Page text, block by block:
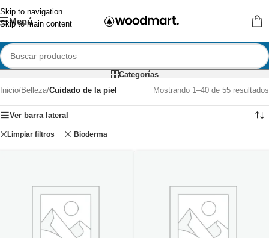
Skip to navigation
Skip to main content
Menú
Categorías
Inicio/Belleza/Cuidado de la piel Mostrando 1–40 de 55 resultados
Ver barra lateral
Limpiar filtros Bioderma